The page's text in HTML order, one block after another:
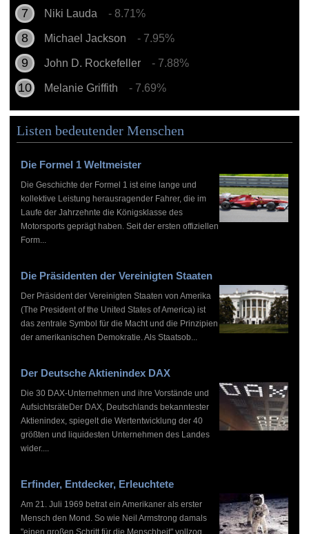
Niki Lauda - 8.71%
Michael Jackson - 7.95%
John D. Rockefeller - 7.88%
Melanie Griffith - 7.69%
Listen bedeutender Menschen
Die Formel 1 Weltmeister
Die Geschichte der Formel 1 ist eine lange und
kollektive Leistung herausragender Fahrer, die im
Laufe der Jahrzehnte die Königsklasse des
Motorsports geprägt haben. Seit der ersten offiziellen
Form...
Die Präsidenten der Vereinigten Staaten
Der Präsident der Vereinigten Staaten von Amerika
(The President of the United States of America) ist
das zentrale Symbol für die Macht und die Prinzipien
der amerikanischen Demokratie. Als Staatsob...
Der Deutsche Aktienindex DAX
Die 30 DAX-Unternehmen und ihre Vorstände und
AufsichtsräteDer DAX, Deutschlands bekanntester
Aktienindex, spiegelt die Wertentwicklung der 40
größten und liquidesten Unternehmen des Landes
wider....
Erfinder, Entdecker, Erleuchtete
Am 21. Juli 1969 betrat ein Amerikaner als erster
Mensch den Mond. So wie Neil Armstrong damals
"einen großen Schritt für die Menschheit" vollzog,